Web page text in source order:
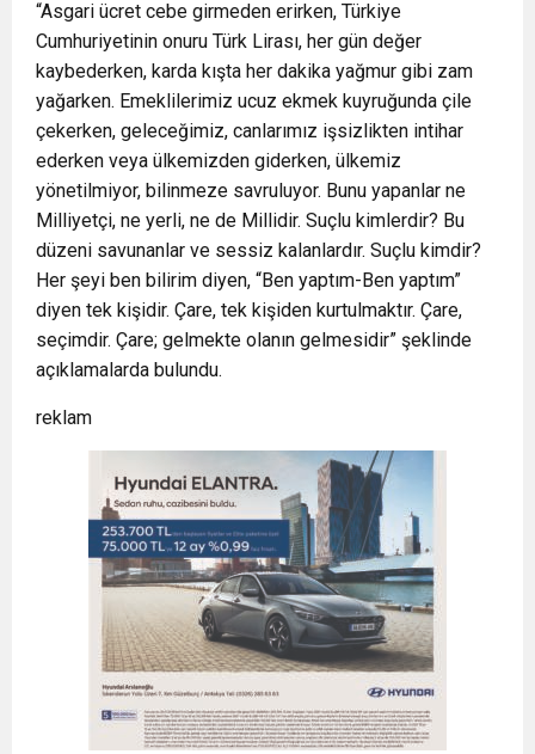
“Asgari ücret cebe girmeden erirken, Türkiye
Cumhuriyetinin onuru Türk Lirası, her gün değer
kaybederken, karda kışta her dakika yağmur gibi zam
yağarken. Emeklilerimiz ucuz ekmek kuyruğunda çile
çekerken, geleceğimiz, canlarımız işsizlikten intihar
ederken veya ülkemizden giderken, ülkemiz
yönetilmiyor, bilinmeze savruluyor. Bunu yapanlar ne
Milliyetçi, ne yerli, ne de Millidir. Suçlu kimlerdir? Bu
düzeni savunanlar ve sessiz kalanlardır. Suçlu kimdir?
Her şeyi ben bilirim diyen, “Ben yaptım-Ben yaptım”
diyen tek kişidir. Çare, tek kişiden kurtulmaktır. Çare,
seçimdir. Çare; gelmekte olanın gelmesidir” şeklinde
açıklamalarda bulundu.
reklam